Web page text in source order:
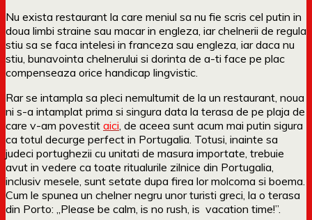
Nu exista restaurant la care meniul sa nu fie scris cel putin in
doua limbi straine sau macar in engleza, iar chelnerii de regula
stiu sa se faca intelesi in franceza sau engleza, iar daca nu
stiu, bunavointa chelnerului si dorinta de a-ti face pe plac
compenseaza orice handicap lingvistic.
Rar se intampla sa pleci nemultumit de la un restaurant, noua
ni s-a intamplat prima si singura data la terasa de pe plaja de
care v-am povestit aici , de aceea sunt acum mai putin sigura
ca totul decurge perfect in Portugalia. Totusi, inainte sa
judeci portughezii cu unitati de masura importate, trebuie
avut in vedere ca toate ritualurile zilnice din Portugalia,
inclusiv mesele, sunt setate dupa firea lor molcoma si boema.
Cum le spunea un chelner negru unor turisti greci, la o terasa
din Porto: „Please be calm, is no rush, is vacation time!”.